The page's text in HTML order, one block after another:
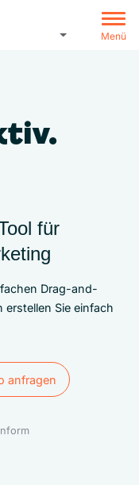
Menü
für
Drag-and-
Sie einfach
anfragen
anfragen